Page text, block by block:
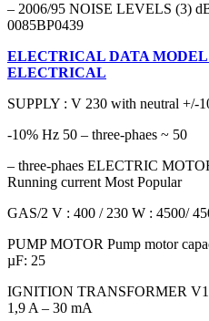
– 2006/95 NOISE LEVELS (3)
0085BP0439
ELECTRICAL DATA MODEL
ELECTRICAL
SUPPLY : V 230 with neutral +/-
-10% Hz 50 – three-phaes ~ 50
– three-phaes ELECTRIC
Running current Most Popular
GAS/2 V : 400 / 230 W : 4500/
PUMP MOTOR Pump motor
µF: 25
IGNITION TRANSFORMER
1,9 A – 30 mA